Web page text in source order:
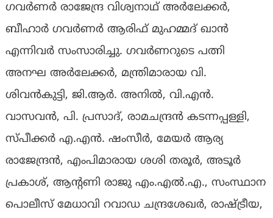
ഗവർണർ രാജേന്ദ്ര വിശ്വനാഥ് അർലേക്കർ,
ബീഹാർ ഗവർണർ ആരിഫ് മുഹമ്മദ് ഖാൻ
എന്നിവർ സംസാരിച്ചു. ഗവർണറുടെ പത്നി
അനഘ അർലേക്കർ, മന്ത്രിമാരായ വി.
ശിവൻകുട്ടി, ജി.ആർ. അനിൽ, വി.എൻ.
വാസവൻ, പി. പ്രസാദ്, രാമചന്ദ്രൻ കടന്നപ്പള്ളി,
സ്പീക്കർ എ.എൻ. ഷംസീർ, മേയർ ആര്യ
രാജേന്ദ്രൻ, എംപിമാരായ ശശി തരൂർ, അടൂർ
പ്രകാശ്, ആന്റണി രാജു എം.എൽ.എ., സംസ്ഥാന
പൊലീസ് മേധാവി റവാഡ ചന്ദ്രശേഖർ, രാഷ്ട്രീയ,